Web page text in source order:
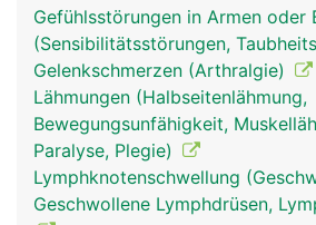
Frau
Schultergelenk
Mann
Gefühlsstörungen in Armen oder
(Sensibilitätsstörungen,
Gelenkschmerzen (Arthralgie)
Lähmungen (Halbseitenlähmung,
Bewegungsunfähigkeit,
Paralyse, Plegie)
Lymphknotenschwellung
Geschwollene Lymphdrüsen,